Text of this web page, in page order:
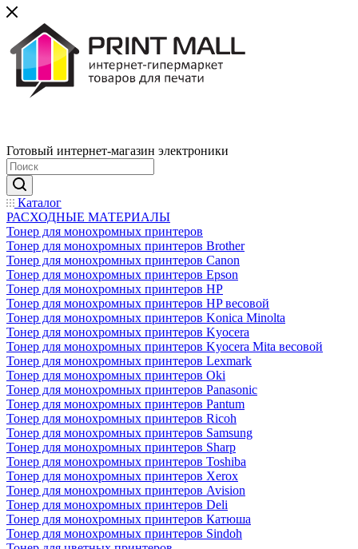
Готовый интернет-магазин электроники
Каталог
РАСХОДНЫЕ МАТЕРИАЛЫ
Тонер для монохромных принтеров
Тонер для монохромных принтеров Brother
Тонер для монохромных принтеров Canon
Тонер для монохромных принтеров Epson
Тонер для монохромных принтеров HP
Тонер для монохромных принтеров HP весовой
Тонер для монохромных принтеров Konica Minolta
Тонер для монохромных принтеров Kyocera
Тонер для монохромных принтеров Kyocera Mita весовой
Тонер для монохромных принтеров Lexmark
Тонер для монохромных принтеров Oki
Тонер для монохромных принтеров Panasonic
Тонер для монохромных принтеров Pantum
Тонер для монохромных принтеров Ricoh
Тонер для монохромных принтеров Samsung
Тонер для монохромных принтеров Sharp
Тонер для монохромных принтеров Toshiba
Тонер для монохромных принтеров Xerox
Тонер для монохромных принтеров Avision
Тонер для монохромных принтеров Deli
Тонер для монохромных принтеров Катюша
Тонер для монохромных принтеров Sindoh